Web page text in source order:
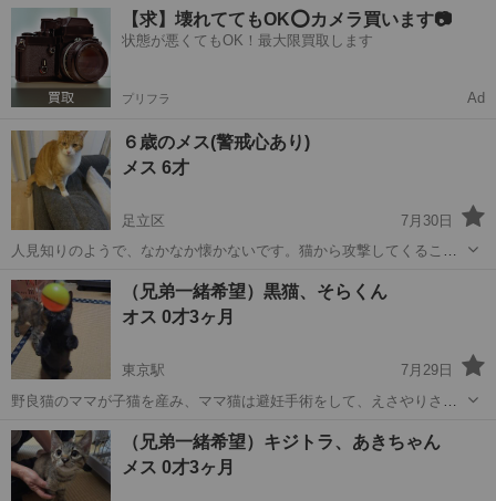
を行ない子供達は無事に巣立ち、これからはマリちゃん自身の幸せ願
い家族募集です。 マリちゃんは繊細な...
東京 世田谷区 猫 去勢手術
【求】壊れててもOK⭕️カメラ買います📷
状態が悪くてもOK！最大限買取します
プリフラ Ad
６歳のメス(警戒心あり)
メス 6才
足立区
7月30日
人見知りのようで、なかなか懐かないです。猫から攻撃してくること
てたようなので慣れの問題かと思います。慣らすことができる猫に慣
れてる方の方がいいような気がします。 ...
東京 足立区 猫 6歳
（兄弟一緒希望）黒猫、そらくん
オス 0才3ヶ月
東京駅
7月29日
野良猫のママが子猫を産み、ママ猫は避妊手術をして、えさやりさん
くんは、食いしん坊でやんちゃな男の子ですが、猫じゃらしだけは、
妹に譲る優しい子。 兄弟のあき...
東京 中央区 東京駅 猫
（兄弟一緒希望）キジトラ、あきちゃん
メス 0才3ヶ月